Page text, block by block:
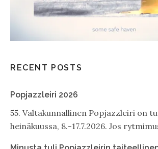
RECENT POSTS
Popjazzleiri 2026
55. Valtakunnallinen Popjazzleiri on
heinäkuussa, 8.-17.7.2026. Jos